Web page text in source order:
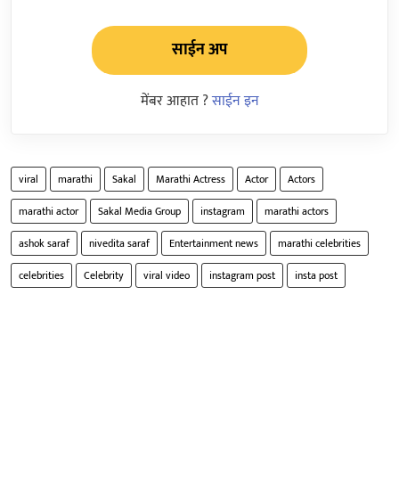
साईन अप
मेंबर आहात ?साईन इन
viral marathi Sakal Marathi Actress Actor
Actors
marathi actor
Sakal Media Group instagram
marathi actors
ashok saraf
nivedita saraf Entertainment news
marathi celebrities
celebrities
Celebrity viral video instagram post insta post